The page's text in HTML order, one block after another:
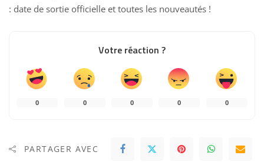
: date de sortie officielle et toutes les nouveautés !
Votre réaction ?
0 0 0 0 0
PARTAGER AVEC